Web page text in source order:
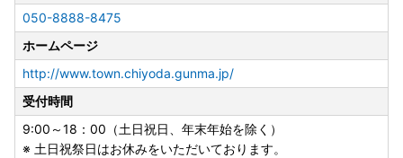
・寄附者様のご都合による寄附申込のキャンセルや返礼品の
変更等は出来ませんのであらかじめご了承ください。
・配送先や名義変更があった場合は、至急お問合せ先までご
連絡いただけますようお願いいたします。
※保管期限切れ等で受け取れなかった場合の再送等は行えま
せん。
■ヤマト運輸(株)の荷物転送サービス有料化のお知らせ
050-8888-8475
ホームページ
http://www.town.chiyoda.gunma.jp/
受付時間
9:00～18：00（土日祝日、年末年始を除く）
※ 土日祝祭日はお休みをいただいております。